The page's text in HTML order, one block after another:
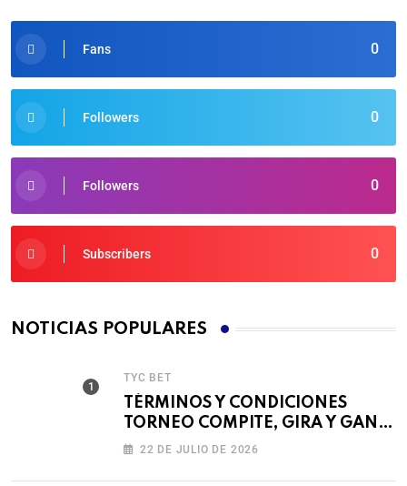
0
Fans
0
Followers
0
Followers
0
Subscribers
NOTICIAS POPULARES
TYC BET
TÉRMINOS Y CONDICIONES
TORNEO COMPITE, GIRA Y GANA
🎰 22 DE JULIO DE 2026